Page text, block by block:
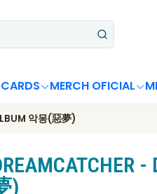
MERCH OFICIAL
악몽(惡夢)
)